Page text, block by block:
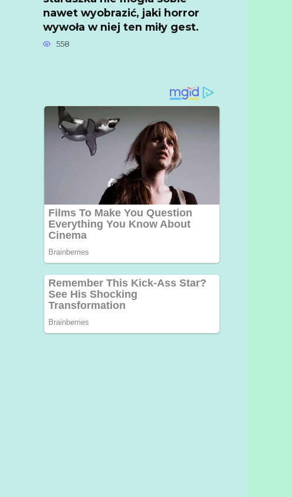
nawet wyobrazić, jaki horror
wywoła w niej ten miły gest.
558